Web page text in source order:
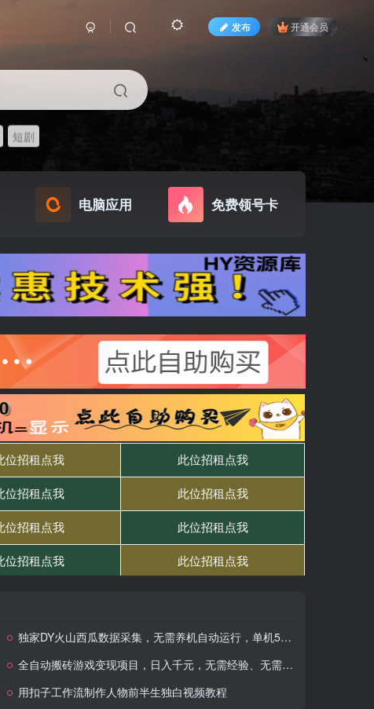
发布 开通会员
短剧
电脑应用 免费领号卡
独家DY火山西瓜数据采集，无需养机自动运行，单机5-10米，支持转赠提现
全自动搬砖游戏变现项目，日入千元，无需经验、无需复杂操作！
用扣子工作流制作人物前半生独白视频教程